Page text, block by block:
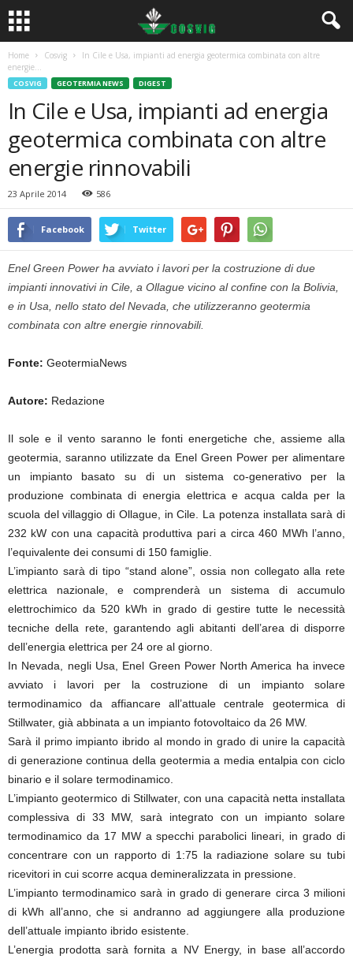
Home Cosvig
In Cile e Usa, impianti ad energia geotermica combinata con altre
energie...
COSVIG GEOTERMIA NEWS DIGEST
In Cile e Usa, impianti ad energia
geotermica combinata con altre
energie rinnovabili
23 Aprile 2014 586
Facebook Twitter
Enel Green Power ha avviato i lavori per la costruzione di due
impianti innovativi in Cile, a Ollague vicino al confine con la Bolivia,
e in Usa, nello stato del Nevada, che utilizzeranno geotermia
combinata con altre energie rinnovabili.
Fonte: GeotermiaNews
Autore: Redazione
Il sole e il vento saranno le fonti energetiche che, assieme alla
geotermia, saranno utilizzate da Enel Green Power per alimentare
un impianto basato su di un sistema co-generativo per la
produzione combinata di energia elettrica e acqua calda per la
scuola del villaggio di Ollague, in Cile. La potenza installata sarà di
232 kW con una capacità produttiva pari a circa 460 MWh l’anno,
l’equivalente dei consumi di 150 famiglie.
L’impianto sarà di tipo “stand alone”, ossia non collegato alla rete
elettrica nazionale, e comprenderà un sistema di accumulo
elettrochimico da 520 kWh in grado di gestire tutte le necessità
tecniche della rete, garantendo agli abitanti dell’area di disporre
dell’energia elettrica per 24 ore al giorno.
In Nevada, negli Usa, Enel Green Power North America ha invece
avviato i lavori per la costruzione di un impianto solare
termodinamico da affiancare all’attuale centrale geotermica di
Stillwater, già abbinata a un impianto fotovoltaico da 26 MW.
Sarà il primo impianto ibrido al mondo in grado di unire la capacità
di generazione continua della geotermia a media entalpia con ciclo
binario e il solare termodinamico.
L’impianto geotermico di Stillwater, con una capacità netta installata
complessiva di 33 MW, sarà integrato con un impianto solare
termodinamico da 17 MW a specchi parabolici lineari, in grado di
concentrare con un rapporto di 1:75 la radiazione solare su tubi
ricevitori in cui scorre acqua demineralizzata in pressione.
L’impianto termodinamico sarà in grado di generare circa 3 milioni
di kWh all’anno, che si andranno ad aggiungere alla produzione
dell’attuale impianto ibrido esistente.
L’energia prodotta sarà fornita a NV Energy, in base all’accordo